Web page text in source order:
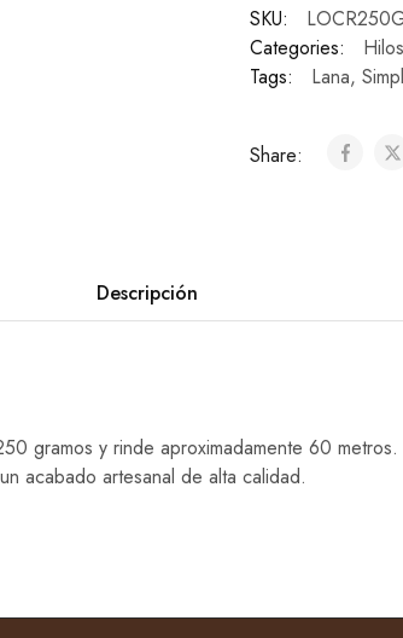
SKU:
Categories:
Tags:
Lana,
Share:
Descripción
gramos y rinde aproximadamente 60
acabado artesanal de alta calidad.